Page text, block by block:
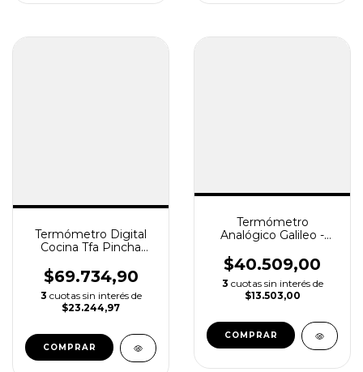
Termómetro Digital
Cocina Tfa Pincha
-50+300°
$69.734,90
3 cuotas sin interés de
$23.244,97
Termómetro
Analógico Galileo -
$40.509,00
3 cuotas sin interés de
$13.503,00